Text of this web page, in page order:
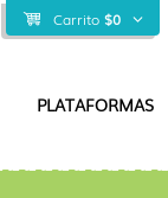
Carrito $0
PLATAFORMAS